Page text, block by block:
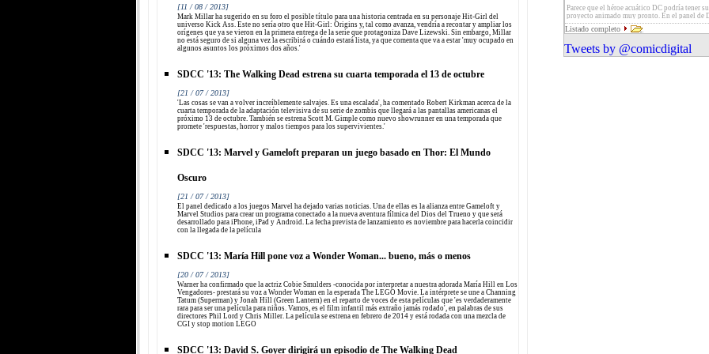
[11 / 08 / 2013]
Mark Millar ha sugerido en su foro el posible título para una historia centrada en su personaje Hit-Girl del
universo Kick Ass. Este no sería otro que Hit-Girl: Origins y, tal como avanza, vendría a recontar y ampliar los
orígenes que ya se vieron en la primera entrega de la serie que protagoniza Dave Lizewski. Sin embargo, Millar
no está seguro de si alguna vez la escribirá o cuándo estará lista, ya que comenta que va a estar 'muy ocupado en
algunos asuntos los próximos dos años.'
SDCC '13: The Walking Dead estrena su cuarta temporada el 13 de octubre
[21 / 07 / 2013]
'Las cosas se van a volver increíblemente salvajes. Es una escalada', ha comentado Robert Kirkman acerca de la
cuarta temporada de la adaptación televisiva de su serie de zombis que llegará a las pantallas americanas el
próximo 13 de octubre. También se estrena Scott M. Gimple como nuevo showrunner en una temporada que
promete 'respuestas, horror y malos tiempos para los supervivientes.'
SDCC '13: Marvel y Gameloft preparan un juego basado en Thor: El Mundo
Oscuro
[21 / 07 / 2013]
El panel dedicado a los juegos Marvel ha dejado varias noticias. Una de ellas es la alianza entre Gameloft y
Marvel Studios para crear un programa conectado a la nueva aventura fílmica del Dios del Trueno y que será
desarrollado para iPhone, iPad y Android. La fecha prevista de lanzamiento es noviembre para hacerla coincidir
con la llegada de la película
SDCC '13: María Hill pone voz a Wonder Woman... bueno, más o menos
[20 / 07 / 2013]
Warner ha confirmado que la actriz Cobie Smulders -conocida por interpretar a nuestra adorada María Hill en Los
Vengadores- prestará su voz a Wonder Woman en la esperada The LEGO Movie. La intérprete se une a Channing
Tatum (Superman) y Jonah Hill (Green Lantern) en el reparto de voces de esta películas que 'es verdaderamente
rara para ser una película para niños. Vamos, es el film infantil más extraño jamás rodado', en palabras de sus
directores Phil Lord y Chris Miller. La película se estrena en febrero de 2014 y está rodada con una mezcla de
CGI y stop motion LEGO
SDCC '13: David S. Goyer dirigirá un episodio de The Walking Dead
'Capitán América: Soldado de Invierno'.
escenas inéditas, comentarios y making-ofs
el lanzamiento.
Gimple como showrunner y Robert Kirkman,
Anne Hurd, David Alpert, Greg Nicotero y Tom
como productores ejecutivos
Parece que el héroe acuático DC podría tener
proyecto animado muy pronto. En el panel de
Entertainment se ha insinuado que, a pesar de
aparecer en la siguiente película Justice
futuros estrenos de la compañía
Listado completo
Tweets by @comicdigital